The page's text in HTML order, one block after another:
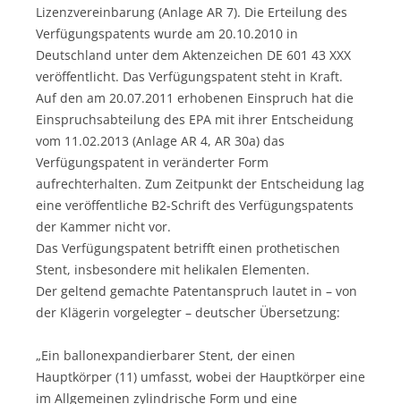
Lizenzvereinbarung (Anlage AR 7). Die Erteilung des
Verfügungspatents wurde am 20.10.2010 in
Deutschland unter dem Aktenzeichen DE 601 43 XXX
veröffentlicht. Das Verfügungspatent steht in Kraft.
Auf den am 20.07.2011 erhobenen Einspruch hat die
Einspruchsabteilung des EPA mit ihrer Entscheidung
vom 11.02.2013 (Anlage AR 4, AR 30a) das
Verfügungspatent in veränderter Form
aufrechterhalten. Zum Zeitpunkt der Entscheidung lag
eine veröffentliche B2-Schrift des Verfügungspatents
der Kammer nicht vor.
Das Verfügungspatent betrifft einen prothetischen
Stent, insbesondere mit helikalen Elementen.
Der geltend gemachte Patentanspruch lautet in – von
der Klägerin vorgelegter – deutscher Übersetzung:
„Ein ballonexpandierbarer Stent, der einen
Hauptkörper (11) umfasst, wobei der Hauptkörper eine
im Allgemeinen zylindrische Form und eine